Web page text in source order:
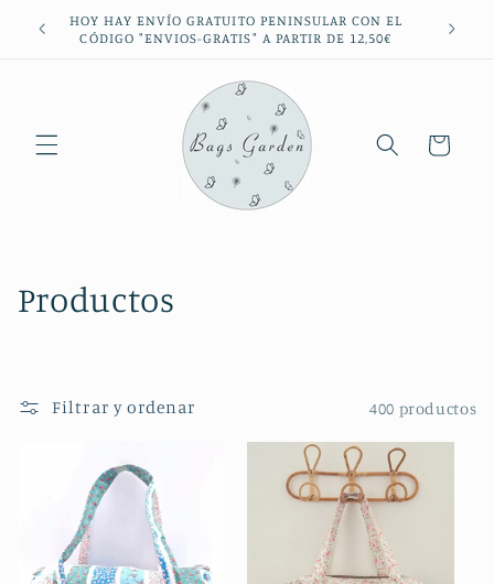
directamente
al contenido
HOY HAY ENVÍO GRATUITO PENINSULAR CON EL
CÓDIGO "ENVIOS-GRATIS" A PARTIR DE 12,50€
Carrito
C
Productos
Filtrar y ordenar 400 productos